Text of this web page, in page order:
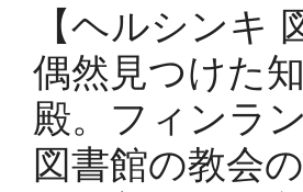
【ヘルシンキ
偶然見つけた
殿。フィンラ
図書館の教会